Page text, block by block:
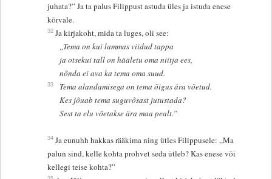
juhata?” Ja ta palus Filippust astuda üles ja istuda enese
kõrvale.
32 Ja kirjakoht, mida ta luges, oli see:
„Tema on kui lammas viidud tappa
ja otsekui tall on hääletu oma niitja ees,
nõnda ei ava ka tema oma suud.
33
Tema alandamisega on tema õigus ära võetud.
Kes jõuab tema suguvõsast jutustada?
Sest ta elu võetakse ära maa pealt.”
34 Ja eunuhh hakkas rääkima ning ütles Filippusele: „Ma
palun sind, kelle kohta prohvet seda ütleb? Kas enese või
kellegi teise kohta?”